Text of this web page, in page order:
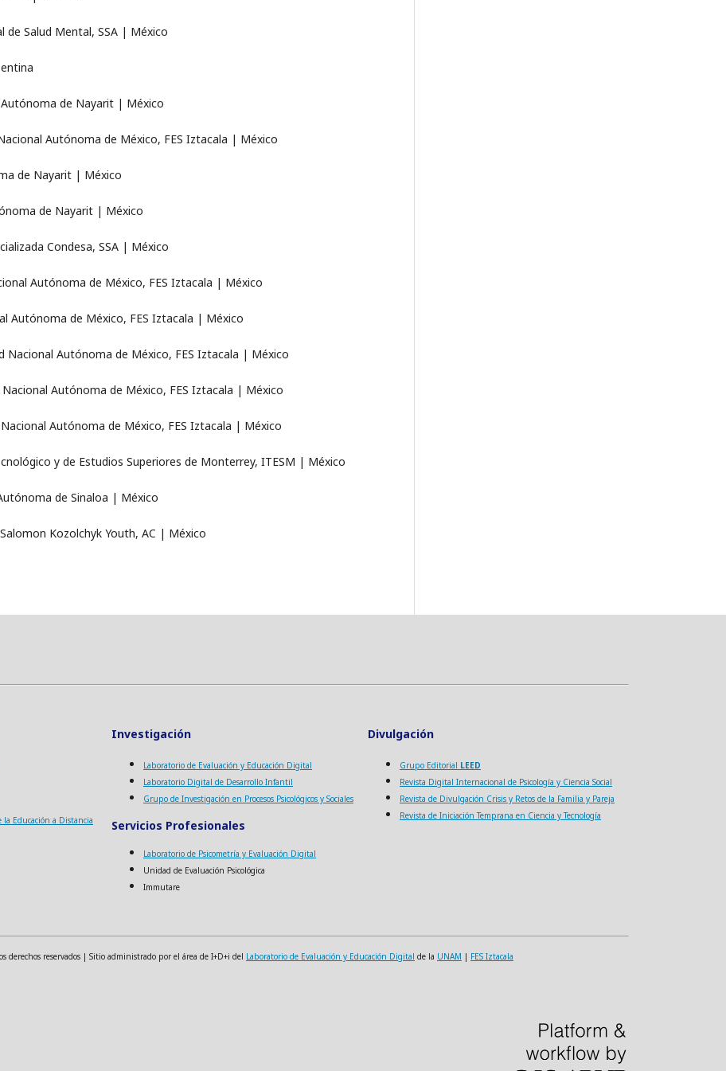
Salud Mental, SSA | México
de Nayarit | México
Autónoma de México, FES Iztacala | México
de Nayarit | México
de Nayarit | México
Condesa, SSA | México
Autónoma de México, FES Iztacala | México
Autónoma de México, FES Iztacala | México
Nacional Autónoma de México, FES Iztacala | México
Autónoma de México, FES Iztacala | México
Autónoma de México, FES Iztacala | México
y de Estudios Superiores de Monterrey, ITESM | México
de Sinaloa | México
Kozolchyk Youth, AC | México
Investigación Divulgación
la Educación a Distancia
Laboratorio de Evaluación y Educación Digital
Laboratorio Digital de Desarrollo Infantil
Grupo de Investigación en Procesos Psicológicos y Sociales
Servicios Profesionales
Laboratorio de Psicometría y Evaluación Digital
Unidad de Evaluación Psicológica
Immutare
Grupo Editorial LEED
Revista Digital Internacional de Psicología y Ciencia Social
Revista de Divulgación Crisis y Retos de la Familia y Pareja
Revista de Iniciación Temprana en Ciencia y Tecnología
derechos reservados | Sitio administrado por el área de I+D+i del Laboratorio de Evaluación y Educación Digital de la UNAM | FES Iztacala